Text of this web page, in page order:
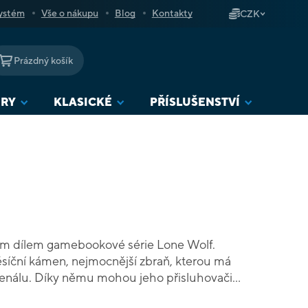
Vše o nákupu Blog Kontakty CZK
NÁKUPNÍ
KOŠÍK
Prázdný košík
KLASICKÉ PŘÍSLUŠENSTVÍ
dílem gamebookové série Lone Wolf.
kámen, nejmocnější zbraň, kterou má
Díky němu mohou jeho přisluhovači
– pokud je nezastavíš. Připrav se na